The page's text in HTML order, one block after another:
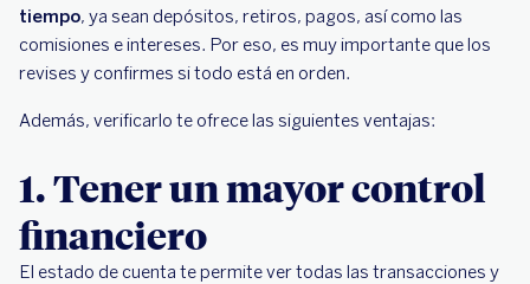
tiempo, ya sean depósitos, retiros, pagos, así como las
comisiones e intereses. Por eso, es muy importante que los
revises y confirmes si todo está en orden.
Además, verificarlo te ofrece las siguientes ventajas:
1. Tener un mayor control
financiero
El estado de cuenta te permite ver todas las transacciones y